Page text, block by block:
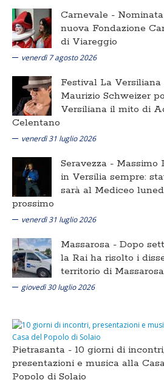
Carnevale -
nuova Fondazione
di Viareggio
venerdì 7 agosto 2026
Festival La Versiliana
Maurizio Schweizer
Versiliana il mito di
Celentano
venerdì 31 luglio 2026
Seravezza - Massimo
in Versilia sempre:
sarà al Mediceo
prossimo
venerdì 31 luglio 2026
Massarosa - Dopo
la Rai ha risolto i
territorio di Massarosa
giovedì 30 luglio 2026
Pietrasanta - 10 giorni di incontri,
presentazioni e musica alla
Popolo di Solaio